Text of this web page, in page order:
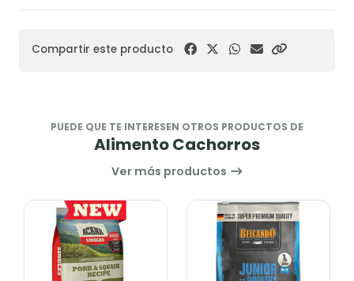
Compartir este producto
PUEDE QUE TE INTERESEN OTROS PRODUCTOS DE
Alimento Cachorros
Ver más productos